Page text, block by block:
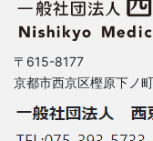
〒615-8177
京都市西京区樫原下ノ